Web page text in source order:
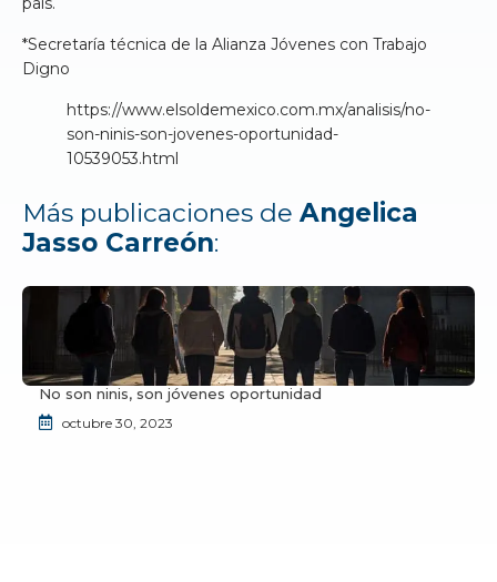
*Secretaría técnica de la Alianza Jóvenes con Trabajo
Digno
https://www.elsoldemexico.com.mx/analisis/no-
son-ninis-son-jovenes-oportunidad-
10539053.html
Más publicaciones de Angelica
Jasso Carreón:
No son ninis, son jóvenes oportunidad
octubre 30, 2023